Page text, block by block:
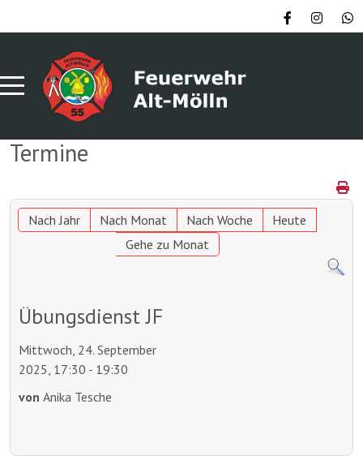
Termine
Nach Jahr Nach Monat Nach Woche
Heute
Gehe zu Monat
Übungsdienst JF
Mittwoch, 24. September
2025, 17:30 - 19:30
von Anika Tesche